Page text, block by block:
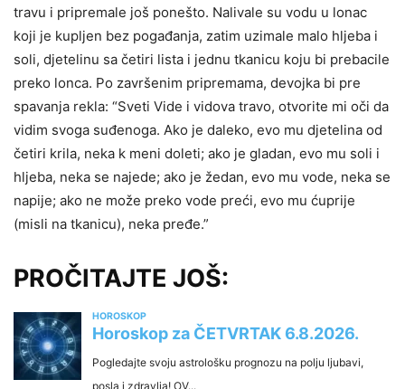
travu i pripremale još ponešto. Nalivale su vodu u lonac
koji je kupljen bez pogađanja, zatim uzimale malo hljeba i
soli, djetelinu sa četiri lista i jednu tkanicu koju bi prebacile
preko lonca. Po završenim pripremama, devojka bi pre
spavanja rekla: “Sveti Vide i vidova travo, otvorite mi oči da
vidim svoga suđenoga. Ako je daleko, evo mu djetelina od
četiri krila, neka k meni doleti; ako je gladan, evo mu soli i
hljeba, neka se najede; ako je žedan, evo mu vode, neka se
napije; ako ne može preko vode preći, evo mu ćuprije
(misli na tkanicu), neka pređe.”
PROČITAJTE JOŠ: